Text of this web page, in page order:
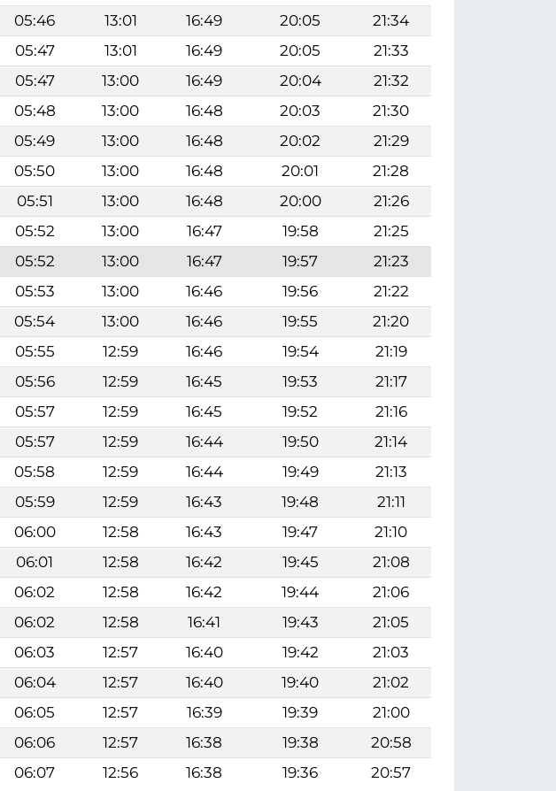
05:46 13:01 16:49 20:05
21:34
05:47 13:01 16:49 20:05
21:33
05:47 13:00 16:49 20:04
21:32
05:48 13:00 16:48 20:03
21:30
05:49 13:00 16:48 20:02
21:29
05:50 13:00 16:48 20:01
21:28
05:51 13:00 16:48 20:00
21:26
05:52 13:00 16:47 19:58
21:25
05:52 13:00 16:47 19:57
21:23
05:53 13:00 16:46 19:56
21:22
05:54 13:00 16:46 19:55
21:20
05:55 12:59 16:46 19:54
21:19
05:56 12:59 16:45 19:53
21:17
05:57 12:59 16:45 19:52
21:16
05:57 12:59 16:44 19:50
21:14
05:58 12:59 16:44 19:49
21:13
05:59 12:59 16:43 19:48
21:11
06:00 12:58 16:43 19:47
21:10
06:01 12:58 16:42 19:45
21:08
06:02 12:58 16:42 19:44
21:06
06:02 12:58 16:41 19:43
21:05
06:03 12:57 16:40 19:42
21:03
06:04 12:57 16:40 19:40
21:02
06:05 12:57 16:39 19:39
21:00
06:06 12:57 16:38 19:38
20:58
06:07 12:56 16:38 19:36 20:57